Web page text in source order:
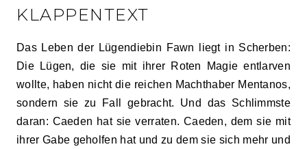
KLAPPENTEXT
Das Leben der Lügendiebin Fawn liegt in Scherben:
Die Lügen, die sie mit ihrer Roten Magie entlarven
wollte, haben nicht die reichen Machthaber Mentanos,
sondern sie zu Fall gebracht. Und das Schlimmste
daran: Caeden hat sie verraten. Caeden, dem sie mit
ihrer Gabe geholfen hat und zu dem sie sich mehr und